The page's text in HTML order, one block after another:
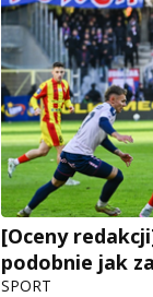
[Oceny
podobnie jak
SPORT